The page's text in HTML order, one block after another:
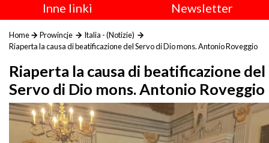
Inne linki
Newsletter
Home Prowincje
Italia - (Notizie)
Riaperta la causa di beatificazione del Servo di Dio mons. Antonio Roveggio
Riaperta la causa di beatificazione del
Servo di Dio mons. Antonio Roveggio